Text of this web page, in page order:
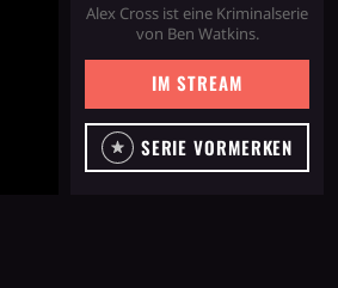
Alex Cross ist eine Kriminalserie
von Ben Watkins.
IM STREAM
SERIE VORMERKEN